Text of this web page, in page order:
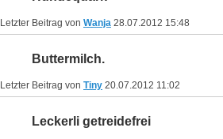
Letzter Beitrag von Wanja 28.07.2012 15:48
Buttermilch.
Letzter Beitrag von Tiny 20.07.2012 11:02
Leckerli getreidefrei